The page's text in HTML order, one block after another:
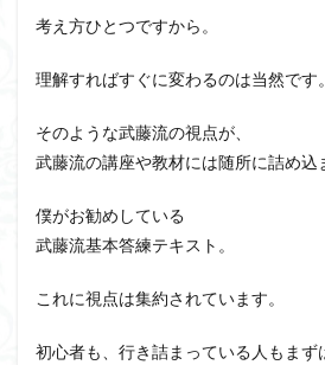
考え方ひとつですから。
理解すればすぐに変わるのは当然です。
そのような武藤流の視点が、
武藤流の講座や教材には随所に詰め込
僕がお勧めしている
武藤流基本答練テキスト。
これに視点は集約されています。
初心者も、行き詰まっている人もまず